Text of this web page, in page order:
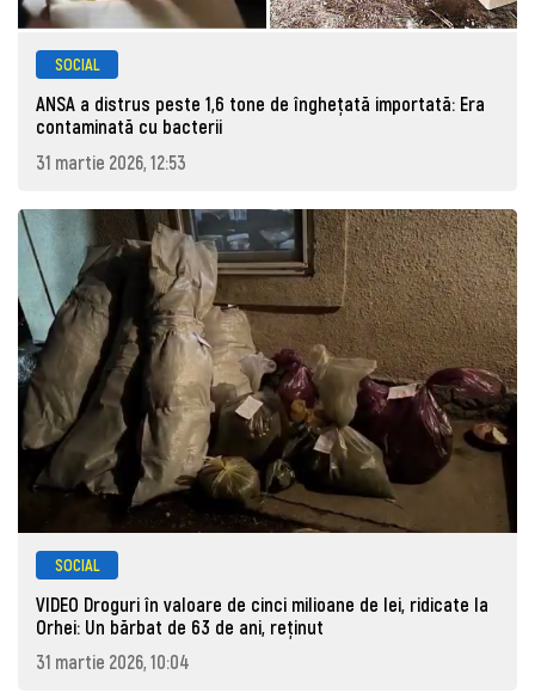
SOCIAL
ANSA a distrus peste 1,6 tone de înghețată importată: Era
contaminată cu bacterii
31 martie 2026, 12:53
SOCIAL
VIDEO Droguri în valoare de cinci milioane de lei, ridicate la
Orhei: Un bărbat de 63 de ani, reţinut
31 martie 2026, 10:04